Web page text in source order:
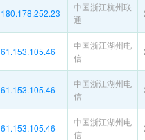
180.178.252.23
中国浙江杭州联
通
61.153.105.46
中国浙江湖州电
信
61.153.105.46
中国浙江湖州电
信
61.153.105.46
中国浙江湖州电
信